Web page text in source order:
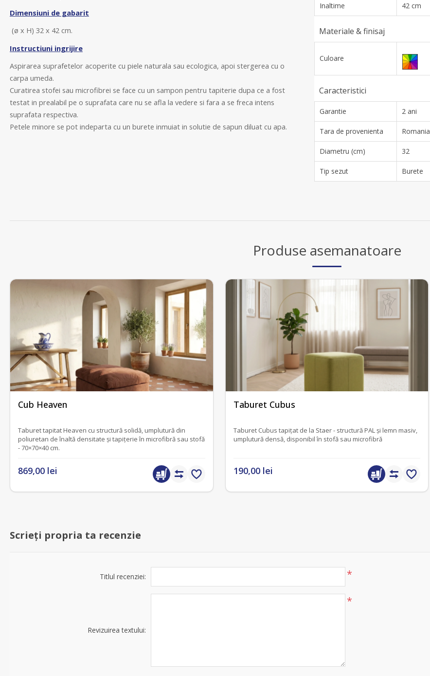
Dimensiuni de gabarit
(ø x H) 32 x 42 cm.
Instructiuni ingrijire
Aspirarea suprafetelor acoperite cu piele naturala sau ecologica, apoi stergerea cu o
carpa umeda.
Curatirea stofei sau microfibrei se face cu un sampon pentru tapiterie dupa ce a fost
testat in prealabil pe o suprafata care nu se afla la vedere si fara a se freca intens
suprafata respectiva.
Petele minore se pot indeparta cu un burete inmuiat in solutie de sapun diluat cu apa.
Inaltime 42 cm
Materiale & finisaj
Culoare
Caracteristici
Garantie 2 ani
Tara de provenienta Romania
Diametru (cm) 32
Tip sezut Burete
Produse asemanatoare
Cub Heaven
Taburet tapitat Heaven cu structură solidă, umplutură din
poliuretan de înaltă densitate și tapițerie în microfibră sau stofă
- 70×70×40 cm.
869,00 lei
Taburet Cubus
Taburet Cubus tapițat de la Staer - structură PAL și lemn masiv,
umplutură densă, disponibil în stofă sau microfibră
190,00 lei
Scrieți propria ta recenzie
Titlul recenziei: *
Revizuirea textului:
*